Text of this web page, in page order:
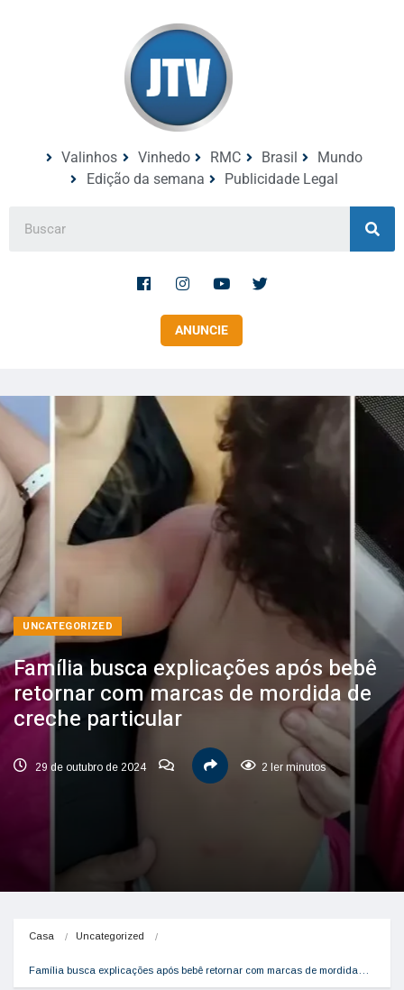
Valinhos Vinhedo RMC Brasil
Mundo
Edição da semana
Publicidade Legal
ANUNCIE
UNCATEGORIZED
Família busca explicações após bebê
retornar com marcas de mordida de
creche particular
29 de outubro de 2024 2 ler minutos
Casa Uncategorized
Família busca explicações após bebê retornar com marcas de mordida…